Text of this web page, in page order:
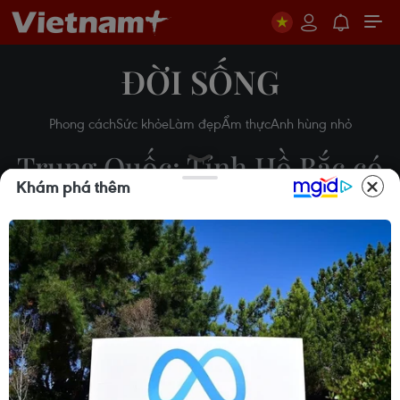
ĐỜI SỐNG
Phong cáchSức khỏeLàm đẹpẨm thựcAnh hùng nhỏ
Trung Quốc: Tỉnh Hồ Bắc có
thêm 116 người tử vong do
dịch COVID-19
14/02/2020 00:20
Theo dõi VietnamPlus
Khám phá thêm